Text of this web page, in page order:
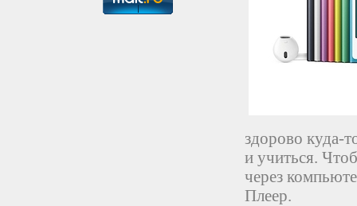
здорово куда-
и учиться.
через
Плеер.